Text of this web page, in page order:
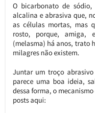
O bicarbonato de
alcalina e abrasiva que,
as células mortas, mas
rosto, porque, amiga,
(melasma) há anos, trato
milagres não existem.
Juntar um troço
parece uma boa ideia,
dessa forma, o
posts aqui: